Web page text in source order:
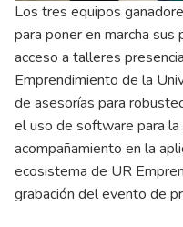
Los tres equipos
para poner en marcha
acceso a talleres
Emprendimiento de la
de asesorías para
el uso de software para
acompañamiento en la
ecosistema de UR
grabación del evento de